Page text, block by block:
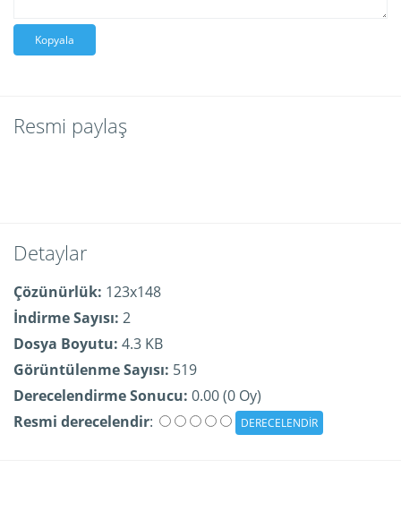
Kopyala
Resmi paylaş
Detaylar
Çözünürlük: 123x148
İndirme Sayısı: 2
Dosya Boyutu: 4.3 KB
Görüntülenme Sayısı: 519
Derecelendirme Sonucu: 0.00 (0 Oy)
Resmi derecelendir: